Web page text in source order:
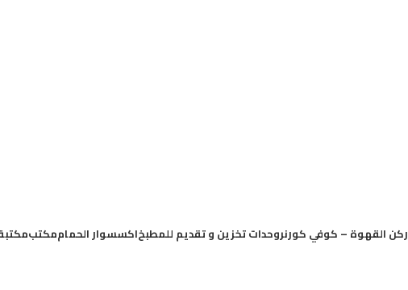
ركن القهوة – كوفي كورنروحدات تخزين و تقديم للمطبخاكسسوار الحماممكتب